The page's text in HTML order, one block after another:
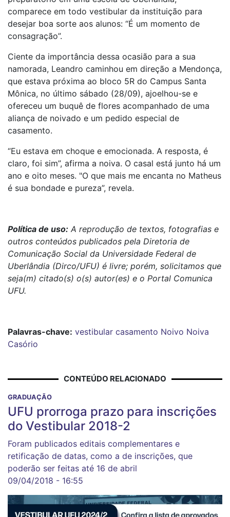
comparece em todo vestibular da instituição para
desejar boa sorte aos alunos: “É um momento de
consagração”.
Ciente da importância dessa ocasião para a sua
namorada, Leandro caminhou em direção a Mendonça,
que estava próxima ao bloco 5R do Campus Santa
Mônica, no último sábado (28/09), ajoelhou-se e
ofereceu um buquê de flores acompanhado de uma
aliança de noivado e um pedido especial de
casamento.
“Eu estava em choque e emocionada. A resposta, é
claro, foi sim”, afirma a noiva. O casal está junto há um
ano e oito meses. "O que mais me encanta no Matheus
é sua bondade e pureza”, revela.
Política de uso: A reprodução de textos, fotografias e
outros conteúdos publicados pela Diretoria de
Comunicação Social da Universidade Federal de
Uberlândia (Dirco/UFU) é livre; porém, solicitamos que
seja(m) citado(s) o(s) autor(es) e o Portal Comunica
UFU.
Palavras-chave: vestibular casamento Noivo Noiva
Casório
CONTEÚDO RELACIONADO
GRADUAÇÃO
UFU prorroga prazo para inscrições
do Vestibular 2018-2
Foram publicados editais complementares e
retificação de datas, como a de inscrições, que
poderão ser feitas até 16 de abril
09/04/2018 - 16:55